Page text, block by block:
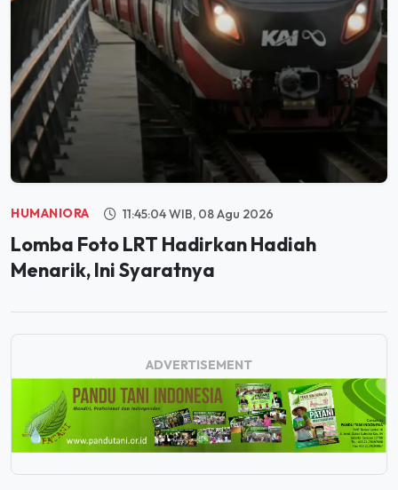
HUMANIORA 11:45:04 WIB, 08 Agu 2026
Lomba Foto LRT Hadirkan Hadiah
Menarik, Ini Syaratnya
ADVERTISEMENT